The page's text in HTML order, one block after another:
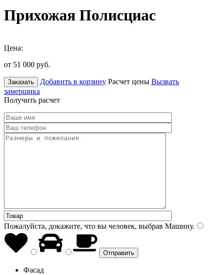
Прихожая Полисциас
Цена:
от 51 000 руб.
Заказать Добавить в корзину Расчет цены Вызвать
замерщика
Получить расчет
Пожалуйста, докажите, что вы человек, выбрав Машину.
Фасад